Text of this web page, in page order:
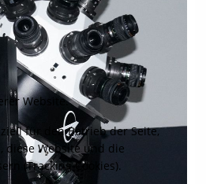
Website.
für den Betrieb der Seite,
diese Website und die
(Tracking Cookies).